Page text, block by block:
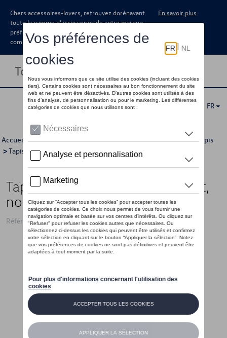
Chers accessoires-lovers, retrouvez dorénavant
toute la gamme d’accessoires de votre marque
préférée sous forme de catalogue à
commander auprès de votre concessionaire.
En savoir plus
Toggle navigation
FR
Accueil >Catalogue Volkswagen >Confort et protection >Tapis
>Tapis en caoutchouc > Détail
Tapis de sol toutes saisons, avant,
noir titane, conduite à gauche
Référence: 5C1061502C 82V